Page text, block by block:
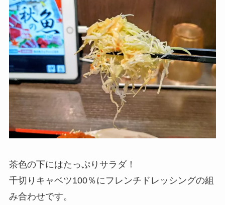
茶色の下にはたっぷりサラダ！
千切りキャベツ100％にフレンチドレッシングの組
み合わせです。